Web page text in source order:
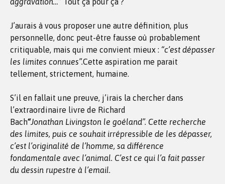
J’aurais à vous proposer une autre définition, plus
personnelle, donc peut-être fausse où probablement
critiquable, mais qui me convient mieux : “c’est dépasser
les limites connues”.Cette aspiration me parait
tellement, strictement, humaine.
S’il en fallait une preuve, j’irais la chercher dans
l’extraordinaire livre de Richard
Bach“Jonathan Livingston le goéland”. Cette recherche
des limites, puis ce souhait irrépressible de les dépasser,
c’est l’originalité de l’homme, sa différence
fondamentale avec l’animal. C’est ce qui l’a fait passer
du dessin rupestre à l’email.